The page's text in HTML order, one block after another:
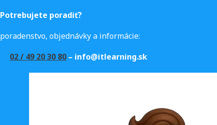
Potrebujete poradiť?
poradenstvo, objednávky a informácie:
02 / 49 20 30 80 – info@itlearning.sk